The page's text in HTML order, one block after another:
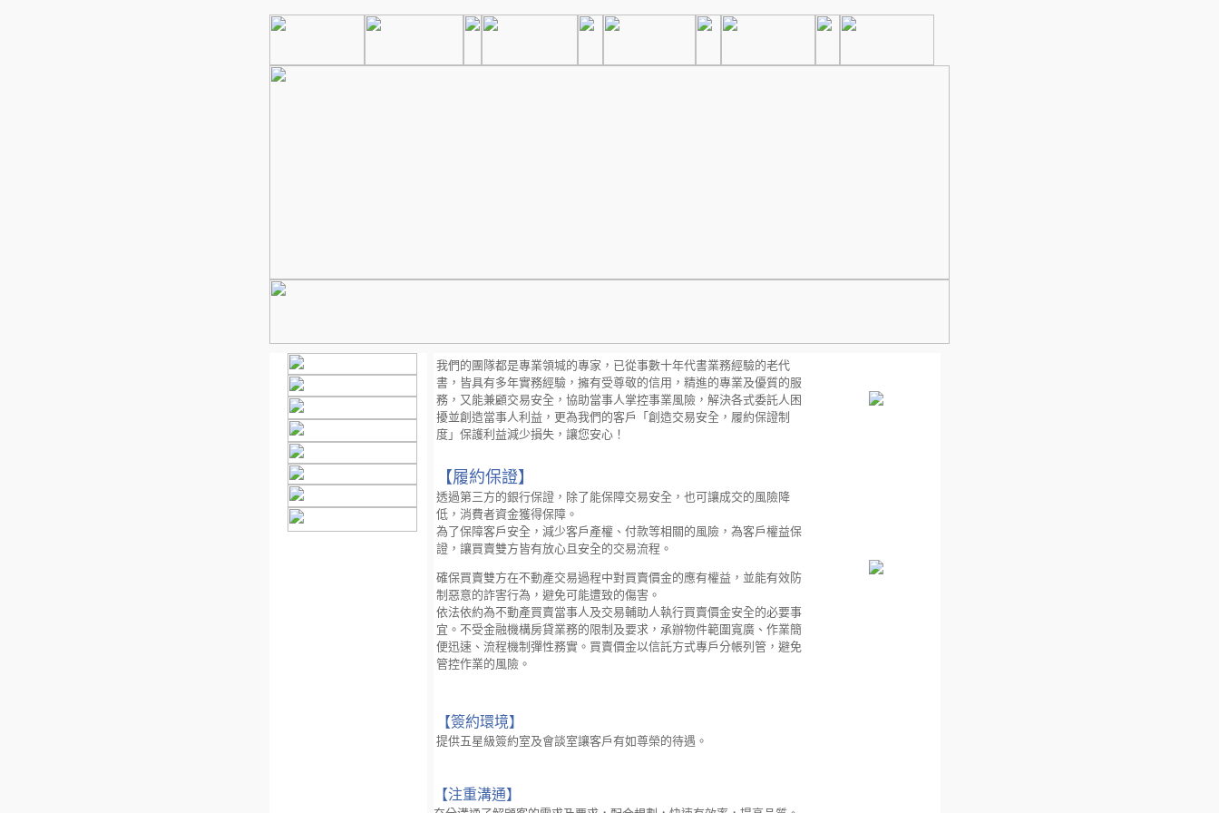
我們的團隊都是專業領堿的專家，已從事數十年代書業務經驗的老代
書，皆具有多年實務經驗，擁有受尊敬的信用，精進的專業及優質的服
務，又能兼顧交易安全，協助當事人掌控事業風險，解決各式委託人困
擾並創造當事人利益，更為我們的客戶「創造交易安全，履約保證制
度」保護利益減少損失，讓您安心！
【履約保證】
透過第三方的銀行保證，除了能保障交易安全，也可讓成交的風險降
低，消費者資金獲得保障。
為了保障客戶安全，減少客戶產權、付款等相關的風險，為客戶權益保
證，讓買賣雙方皆有放心且安全的交易流程。
確保買賣雙方在不動產交易過程中對買賣價金的應有權益，並能有效防
制惡意的詐害行為，避免可能遭致的傷害。
依法依約為不動產買賣當事人及交易輔助人執行買賣價金安全的必要事
宜。不受金融機構房貸業務的限制及要求，承辦物件範圍寬廣、作業簡
便迅速、流程機制彈性務實。買賣價金以信託方式專戶分帳列管，避免
管控作業的風險。
【簽約環境】
提供五星級簽約室及會談室讓客戶有如尊榮的待遇。
【注重溝通】